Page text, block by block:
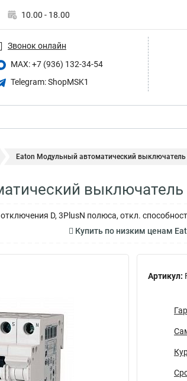
10.00 - 18.00
Звонок онлайн
MAX: +7 (936) 132-34-54
Telegram: ShopMSK1
Eaton Модульный автоматический выключатель
выключатель
D, 3PlusN полюса, откл.
Купить по низким ценам
Артикул: